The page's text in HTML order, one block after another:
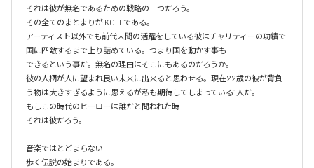
それは彼が無名であるための戦略の一つだろう。
その全てのまとまりが KOLLである。
アーティスト以外でも前代未聞の活躍をしている彼はチャリティーの功績で
国に匹敵するまで上り詰めている。つまり国を動かす事も
できるという事だ。無名の理由はそこにもあるのだろうか。
彼の人柄が人に望まれ良い未来に出来ると思わせる。現在22歳の彼が背負
う物は大きすぎるように思えるが私も期待してしまっている1人だ。
もしこの時代のヒーローは誰だと問われた時
それは彼だろう。
音楽ではとどまらない
歩く伝説の始まりである。